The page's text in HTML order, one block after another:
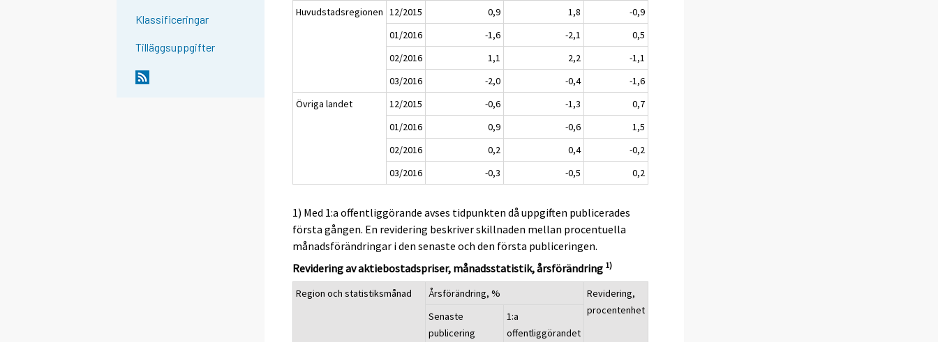
Klassificeringar
Tilläggsuppgifter
Huvudstadsregionen 12/2015 0,9 1,8
-0,9
01/2016
-1,6 -2,1
0,5
02/2016
1,1 2,2
-1,1
03/2016
-2,0 -0,4
-1,6
Övriga landet
12/2015 -0,6 -1,3
0,7
01/2016
0,9 -0,6
1,5
02/2016
0,2 0,4
-0,2
03/2016
-0,3 -0,5 0,2
1) Med 1:a offentliggörande avses tidpunkten då uppgiften publicerades
första gången. En revidering beskriver skillnaden mellan procentuella
månadsförändringar i den senaste och den första publiceringen.
Revidering av aktiebostadspriser, månadsstatistik, årsförändring 1)
Region och statistiksmånad Årsförändring, %
Revidering,
procentenhet
Senaste
publicering
1:a
offentliggörandet